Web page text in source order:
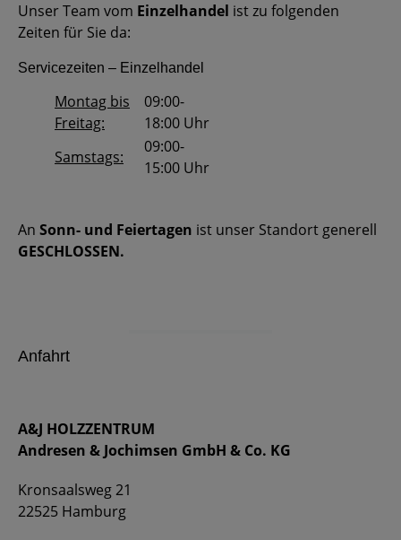
Unser Team vom Einzelhandel ist zu folgenden
Zeiten für Sie da:
Servicezeiten – Einzelhandel
Montag bis
Freitag:
09:00-
18:00 Uhr
Samstags:
09:00-
15:00 Uhr
An Sonn- und Feiertagen ist unser Standort generell
GESCHLOSSEN.
Anfahrt
A&J HOLZZENTRUM
Andresen & Jochimsen GmbH & Co. KG
Kronsaalsweg 21
22525 Hamburg